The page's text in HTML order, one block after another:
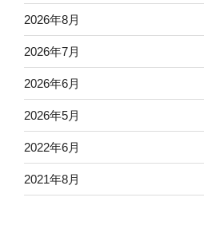
2026年8月
2026年7月
2026年6月
2026年5月
2022年6月
2021年8月